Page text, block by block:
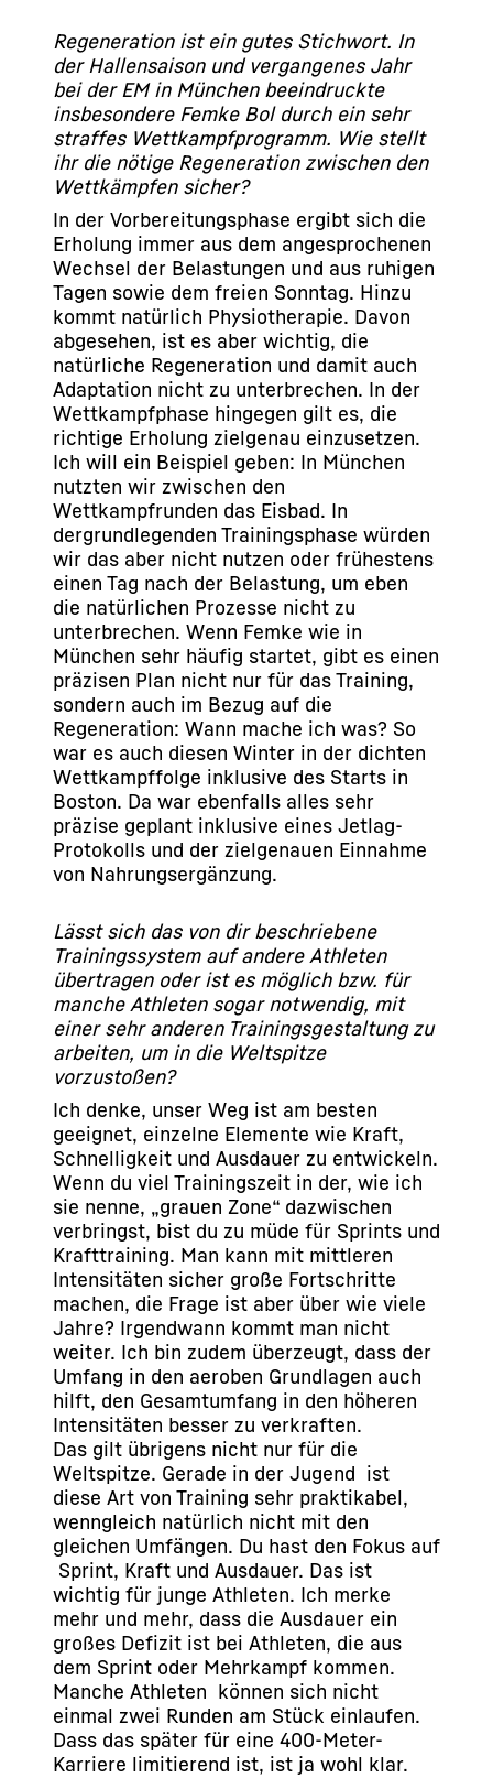
Regeneration ist ein gutes Stichwort. In
der Hallensaison und vergangenes Jahr
bei der EM in München beeindruckte
insbesondere Femke Bol durch ein sehr
straffes Wettkampfprogramm. Wie stellt
ihr die nötige Regeneration zwischen den
Wettkämpfen sicher?
In der Vorbereitungsphase ergibt sich die
Erholung immer aus dem angesprochenen
Wechsel der Belastungen und aus ruhigen
Tagen sowie dem freien Sonntag. Hinzu
kommt natürlich Physiotherapie. Davon
abgesehen, ist es aber wichtig, die
natürliche Regeneration und damit auch
Adaptation nicht zu unterbrechen. In der
Wettkampfphase hingegen gilt es, die
richtige Erholung zielgenau einzusetzen.
Ich will ein Beispiel geben: In München
nutzten wir zwischen den
Wettkampfrunden das Eisbad. In
dergrundlegenden Trainingsphase würden
wir das aber nicht nutzen oder frühestens
einen Tag nach der Belastung, um eben
die natürlichen Prozesse nicht zu
unterbrechen. Wenn Femke wie in
München sehr häufig startet, gibt es einen
präzisen Plan nicht nur für das Training,
sondern auch im Bezug auf die
Regeneration: Wann mache ich was? So
war es auch diesen Winter in der dichten
Wettkampffolge inklusive des Starts in
Boston. Da war ebenfalls alles sehr
präzise geplant inklusive eines Jetlag-
Protokolls und der zielgenauen Einnahme
von Nahrungsergänzung.
Lässt sich das von dir beschriebene
Trainingssystem auf andere Athleten
übertragen oder ist es möglich bzw. für
manche Athleten sogar notwendig, mit
einer sehr anderen Trainingsgestaltung zu
arbeiten, um in die Weltspitze
vorzustoßen?
Ich denke, unser Weg ist am besten
geeignet, einzelne Elemente wie Kraft,
Schnelligkeit und Ausdauer zu entwickeln.
Wenn du viel Trainingszeit in der, wie ich
sie nenne, „grauen Zone“ dazwischen
verbringst, bist du zu müde für Sprints und
Krafttraining. Man kann mit mittleren
Intensitäten sicher große Fortschritte
machen, die Frage ist aber über wie viele
Jahre? Irgendwann kommt man nicht
weiter. Ich bin zudem überzeugt, dass der
Umfang in den aeroben Grundlagen auch
hilft, den Gesamtumfang in den höheren
Intensitäten besser zu verkraften.
Das gilt übrigens nicht nur für die
Weltspitze. Gerade in der Jugend ist
diese Art von Training sehr praktikabel,
wenngleich natürlich nicht mit den
gleichen Umfängen. Du hast den Fokus auf
Sprint, Kraft und Ausdauer. Das ist
wichtig für junge Athleten. Ich merke
mehr und mehr, dass die Ausdauer ein
großes Defizit ist bei Athleten, die aus
dem Sprint oder Mehrkampf kommen.
Manche Athleten können sich nicht
einmal zwei Runden am Stück einlaufen.
Dass das später für eine 400-Meter-
Karriere limitierend ist, ist ja wohl klar.